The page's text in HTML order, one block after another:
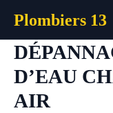
contenu
Plombiers 13
D’EAU
AIR